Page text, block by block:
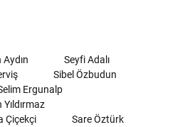
Seyfi Adalı
Sibel Özbudun
Ergunalp
Yıldırmaz
Çiçekçi
Sare Öztürk